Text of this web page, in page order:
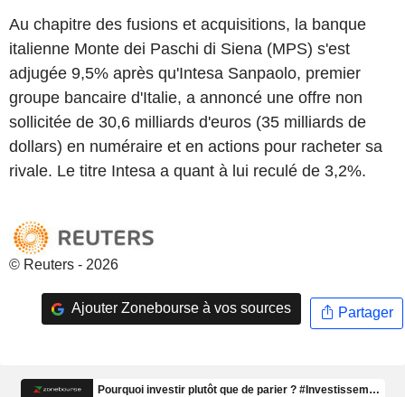
Au chapitre des fusions et acquisitions, la banque
italienne Monte dei Paschi di Siena (MPS) s'est
adjugée 9,5% après qu'Intesa Sanpaolo, premier
groupe bancaire d'Italie, a annoncé une offre non
sollicitée de 30,6 milliards d'euros (35 milliards de
dollars) en numéraire et en actions pour racheter sa
rivale. Le titre Intesa a quant à lui reculé de 3,2%.
© Reuters - 2026
Ajouter Zonebourse à vos sources Partager